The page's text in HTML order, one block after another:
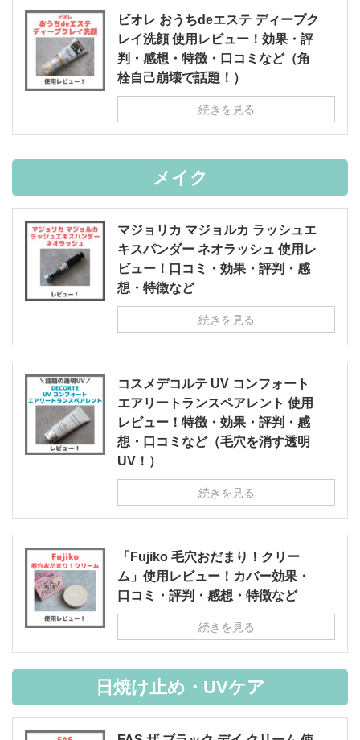
ビオレ おうちdeエステ ディープク
レイ洗顔 使用レビュー！効果・評
判・感想・特徴・口コミなど（角
栓自己崩壊で話題！）
続きを見る
メイク
マジョリカ マジョルカ ラッシュエ
キスパンダー ネオラッシュ 使用レ
ビュー！口コミ・効果・評判・感
想・特徴など
続きを見る
コスメデコルテ UV コンフォート
エアリートランスペアレント 使用
レビュー！特徴・効果・評判・感
想・口コミなど（毛穴を消す透明
UV！）
続きを見る
「Fujiko 毛穴おだまり！クリー
ム」使用レビュー！カバー効果・
口コミ・評判・感想・特徴など
続きを見る
日焼け止め・UVケア